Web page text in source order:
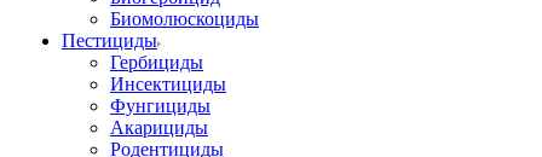
Биомолюскоциды
Пестициды
Гербициды
Инсектициды
Фунгициды
Акарициды
Родентициды